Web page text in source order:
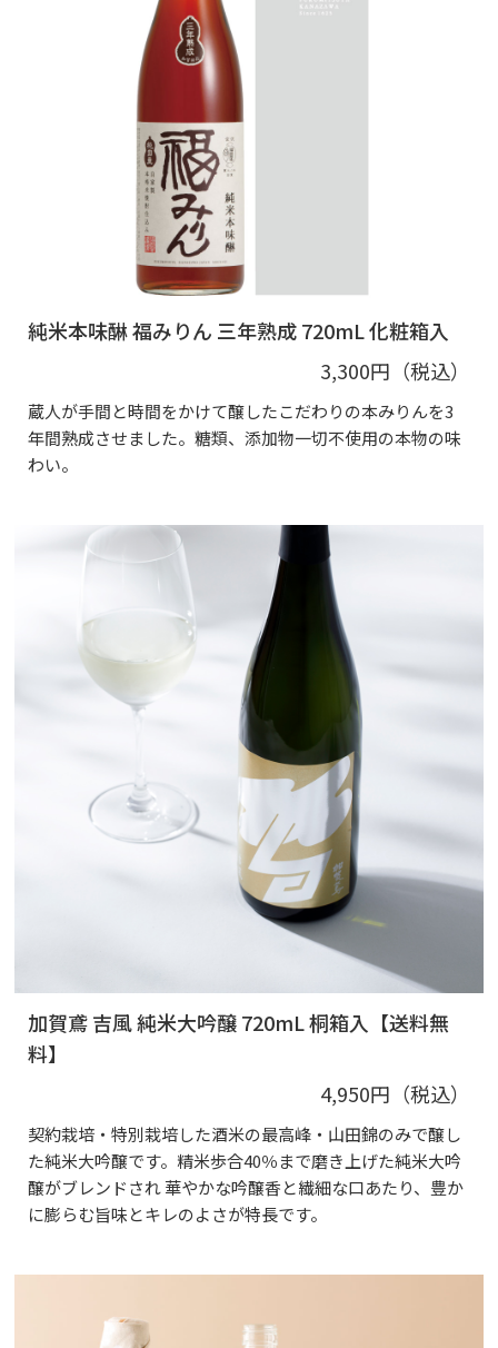
純米本味醂 福みりん 三年熟成 720mL 化粧箱入
3,300円（税込）
蔵人が手間と時間をかけて醸したこだわりの本みりんを3
年間熟成させました。糖類、添加物一切不使用の本物の味
わい。
加賀鳶 吉風 純米大吟醸 720mL 桐箱入【送料無
料】
4,950円（税込）
契約栽培・特別栽培した酒米の最高峰・山田錦のみで醸し
た純米大吟醸です。精米歩合40％まで磨き上げた純米大吟
醸がブレンドされ 華やかな吟醸香と繊細な口あたり、豊か
に膨らむ旨味とキレのよさが特長です。